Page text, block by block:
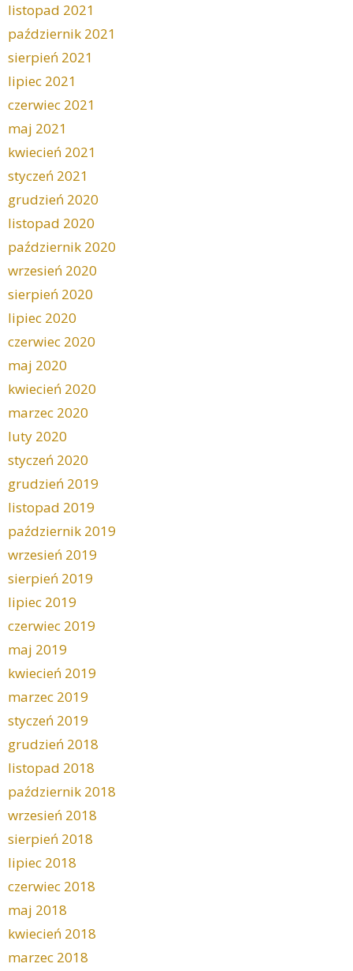
listopad 2021
październik 2021
sierpień 2021
lipiec 2021
czerwiec 2021
maj 2021
kwiecień 2021
styczeń 2021
grudzień 2020
listopad 2020
październik 2020
wrzesień 2020
sierpień 2020
lipiec 2020
czerwiec 2020
maj 2020
kwiecień 2020
marzec 2020
luty 2020
styczeń 2020
grudzień 2019
listopad 2019
październik 2019
wrzesień 2019
sierpień 2019
lipiec 2019
czerwiec 2019
maj 2019
kwiecień 2019
marzec 2019
styczeń 2019
grudzień 2018
listopad 2018
październik 2018
wrzesień 2018
sierpień 2018
lipiec 2018
czerwiec 2018
maj 2018
kwiecień 2018
marzec 2018